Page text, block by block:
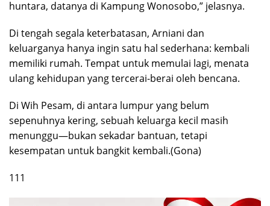
huntara, datanya di Kampung Wonosobo,” jelasnya.
Di tengah segala keterbatasan, Arniani dan
keluarganya hanya ingin satu hal sederhana: kembali
memiliki rumah. Tempat untuk memulai lagi, menata
ulang kehidupan yang tercerai-berai oleh bencana.
Di Wih Pesam, di antara lumpur yang belum
sepenuhnya kering, sebuah keluarga kecil masih
menunggu—bukan sekadar bantuan, tetapi
kesempatan untuk bangkit kembali.(Gona)
111